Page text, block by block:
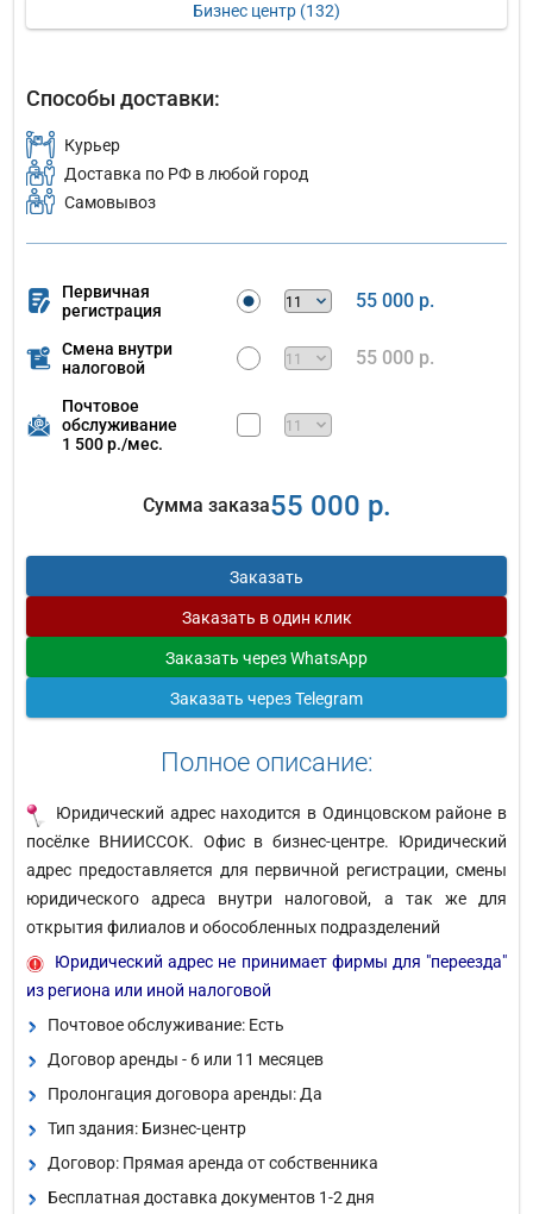
Бизнес центр (132)
Способы доставки:
Курьер
Доставка по РФ в любой город
Самовывоз
Первичная
регистрация
55 000 р.
Смена внутри
налоговой
55 000 р.
Почтовое
обслуживание
1 500 р./мес.
Сумма заказа55 000 р.
Заказать
Заказать в один клик
Заказать через WhatsApp
Заказать через Telegram
Полное описание:
Юридический адрес находится в Одинцовском районе в
посёлке ВНИИССОК. Офис в бизнес-центре. Юридический
адрес предоставляется для первичной регистрации, смены
юридического адреса внутри налоговой, а так же для
открытия филиалов и обособленных подразделений
Юридический адрес не принимает фирмы для "переезда"
из региона или иной налоговой
Почтовое обслуживание: Есть
Договор аренды - 6 или 11 месяцев
Пролонгация договора аренды: Да
Тип здания: Бизнес-центр
Договор: Прямая аренда от собственника
Бесплатная доставка документов 1-2 дня